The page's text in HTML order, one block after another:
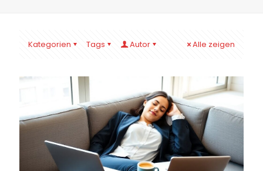
Kategorien Tags Autor Alle zeigen